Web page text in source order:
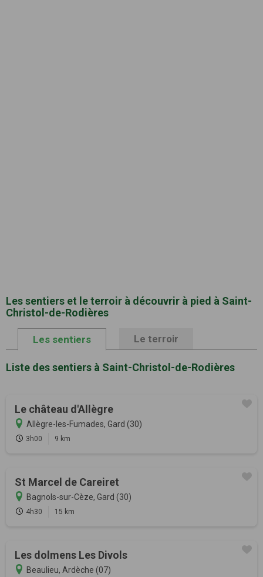
Les sentiers et le terroir à découvrir à pied à Saint-
Christol-de-Rodières
Les sentiers Le terroir
Liste des sentiers à Saint-Christol-de-Rodières
Le château d'Allègre
Allègre-les-Fumades, Gard (30)
3h00 9 km
St Marcel de Careiret
Bagnols-sur-Cèze, Gard (30)
4h30 15 km
Les dolmens Les Divols
Beaulieu, Ardèche (07)